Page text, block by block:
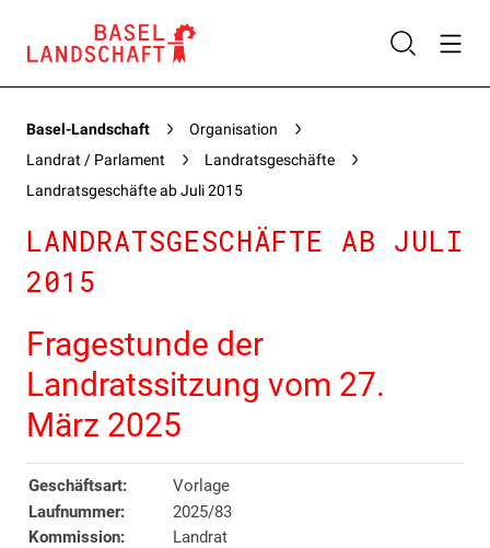
Basel-Landschaft
Organisation
Landrat / Parlament
Landratsgeschäfte
Landratsgeschäfte ab Juli 2015
LANDRATSGESCHÄFTE AB JULI
2015